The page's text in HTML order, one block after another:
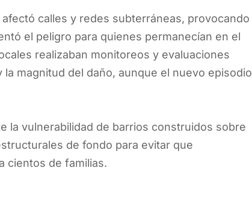
calles y redes subterráneas, provocando
el peligro para quienes permanecían en el
realizaban monitoreos y evaluaciones
magnitud del daño, aunque el nuevo episodio
la vulnerabilidad de barrios construidos sobre
de fondo para evitar que
cientos de familias.